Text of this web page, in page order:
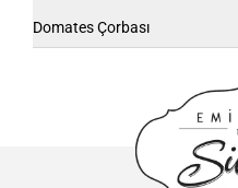
Domates Çorbası